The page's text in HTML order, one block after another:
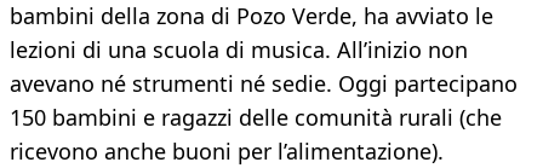
bambini della zona di Pozo Verde, ha avviato le
lezioni di una scuola di musica. All’inizio non
avevano né strumenti né sedie. Oggi partecipano
150 bambini e ragazzi delle comunità rurali (che
ricevono anche buoni per l’alimentazione).